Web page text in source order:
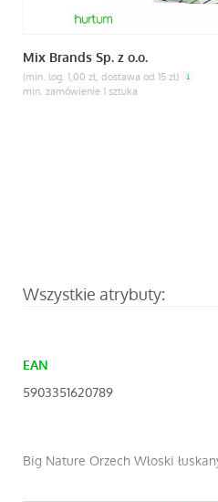
Mix Brands Sp. z o.o.
(min. log. 1,00 zł, dostawa od 15 zł)
min. zamówienie 1 sztuka
Wszystkie atrybuty:
EAN
5903351620789
Big Nature Orzech Włoski